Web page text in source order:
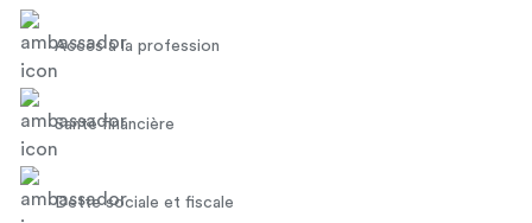
Accès à la profession
Santé financière
Dette sociale et fiscale